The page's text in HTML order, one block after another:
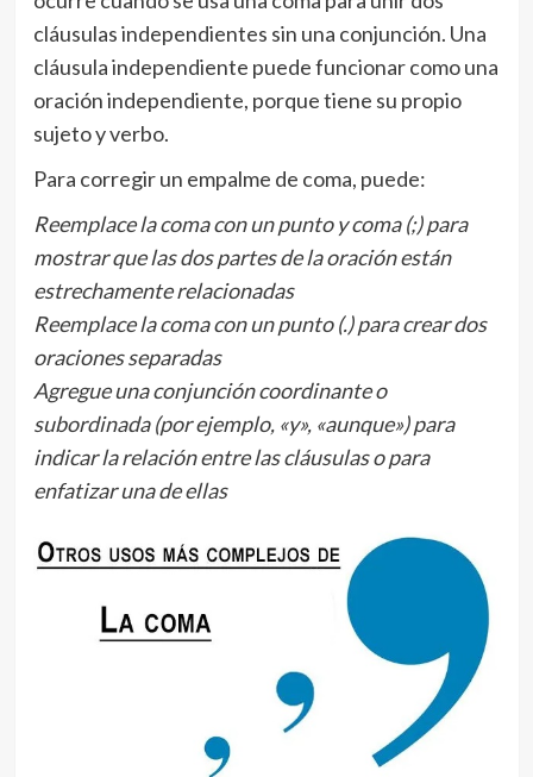
cláusulas independientes sin una conjunción. Una
cláusula independiente puede funcionar como una
oración independiente, porque tiene su propio
sujeto y verbo.
Para corregir un empalme de coma, puede:
Reemplace la coma con un punto y coma (;) para
mostrar que las dos partes de la oración están
estrechamente relacionadas
Reemplace la coma con un punto (.) para crear dos
oraciones separadas
Agregue una conjunción coordinante o
subordinada (por ejemplo, «y», «aunque») para
indicar la relación entre las cláusulas o para
enfatizar una de ellas